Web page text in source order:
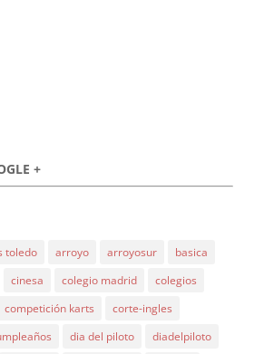
+
toledo arroyo arroyosur
basica
cinesa colegio madrid
colegios
competición karts
corte-ingles
dia del piloto
diadelpiloto